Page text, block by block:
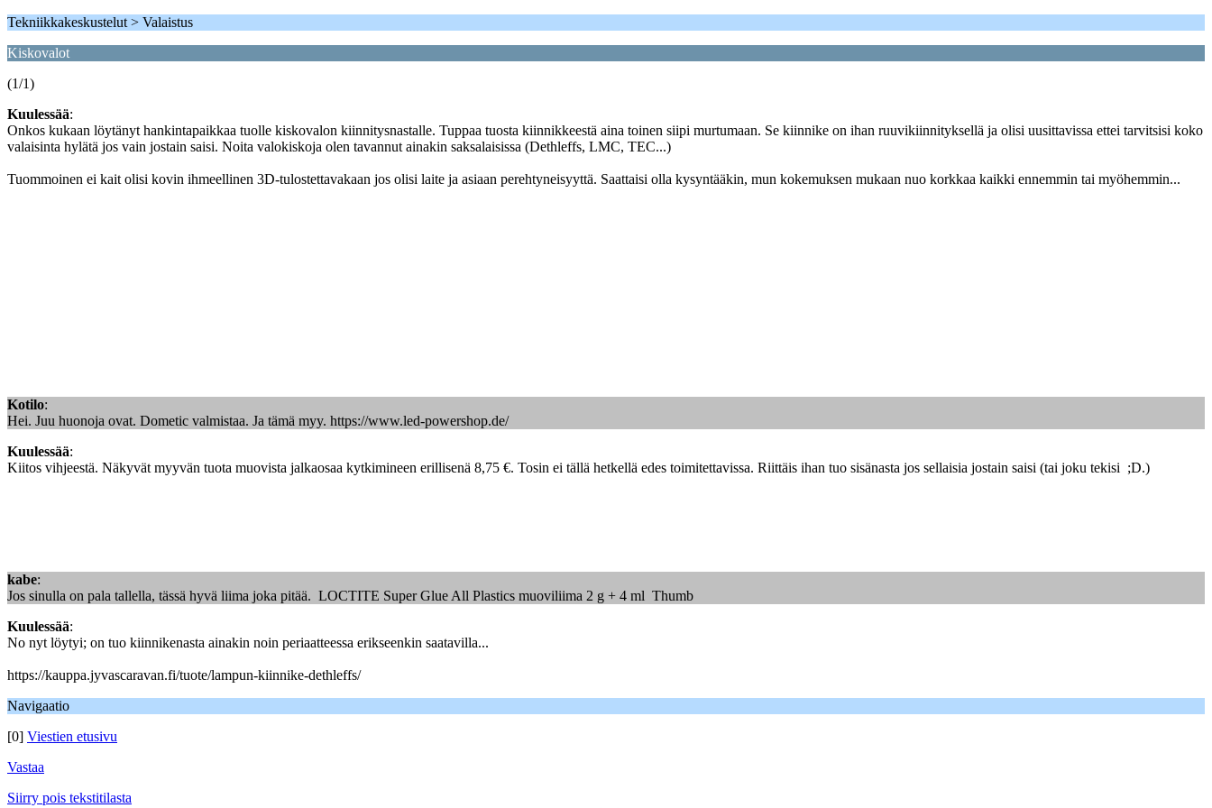
Tekniikkakeskustelut > Valaistus
Kiskovalot
(1/1)
Kuulessää:
Onkos kukaan löytänyt hankintapaikkaa tuolle kiskovalon kiinnitysnastalle. Tuppaa tuosta kiinnikkeestä aina toinen siipi murtumaan. Se kiinnike on ihan ruuvikiinnityksellä ja olisi uusittavissa ettei tarvitsisi koko
valaisinta hylätä jos vain jostain saisi. Noita valokiskoja olen tavannut ainakin saksalaisissa (Dethleffs, LMC, TEC...)
Tuommoinen ei kait olisi kovin ihmeellinen 3D-tulostettavakaan jos olisi laite ja asiaan perehtyneisyyttä. Saattaisi olla kysyntääkin, mun kokemuksen mukaan nuo korkkaa kaikki ennemmin tai myöhemmin...
Kotilo:
Hei. Juu huonoja ovat. Dometic valmistaa. Ja tämä myy. https://www.led-powershop.de/
Kuulessää:
Kiitos vihjeestä. Näkyvät myyvän tuota muovista jalkaosaa kytkimineen erillisenä 8,75 €. Tosin ei tällä hetkellä edes toimitettavissa. Riittäis ihan tuo sisänasta jos sellaisia jostain saisi (tai joku tekisi ;D.)
kabe:
Jos sinulla on pala tallella, tässä hyvä liima joka pitää. LOCTITE Super Glue All Plastics muoviliima 2 g + 4 ml Thumb
Kuulessää:
No nyt löytyi; on tuo kiinnikenasta ainakin noin periaatteessa erikseenkin saatavilla...
https://kauppa.jyvascaravan.fi/tuote/lampun-kiinnike-dethleffs/
Navigaatio
[0] Viestien etusivu
Vastaa
Siirry pois tekstitilasta